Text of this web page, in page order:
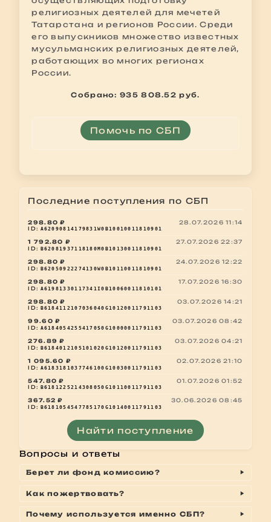
религиозных деятелей для мечетей
Татарстана и регионов России. Среди
его выпускников множество известных
мусульманских религиозных деятелей,
работающих во многих регионах
России.
Собрано: 935 808.52 руб.
Помочь по СБП
Последние поступления по СБП
298.80 ₽ 28.07.2026 11:14
ID: A62090814179831W0B10010011810901
1 792.80 ₽ 27.07.2026 22:37
ID: B62081937118180M0B10130011810901
298.80 ₽ 24.07.2026 12:22
ID: B62050922274130W0B10110011810901
298.80 ₽ 17.07.2026 16:30
ID: A61981330117341I0B10060011810101
298.80 ₽ 03.07.2026 14:21
ID: B6184112107036040G10120011791103
99.60 ₽ 03.07.2026 08:42
ID: A61840542554170S0G10000011791103
276.89 ₽ 03.07.2026 04:21
ID: B6184012105101020G10120011791103
1 095.60 ₽ 02.07.2026 21:10
ID: A6183181037746100G10030011791103
547.80 ₽ 01.07.2026 01:52
ID: B6181225214308050G10110011791103
367.52 ₽ 30.06.2026 08:45
ID: B6181054547785170G10140011791103
Найти поступление
Вопросы и ответы
Берет ли фонд комиссию?
Как пожертвовать?
Почему используется именно СБП?